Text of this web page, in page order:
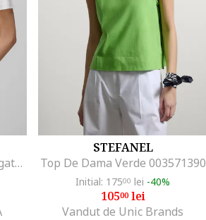
Tricou cu decolteu la baza gatului si aplicatie logo discreta, Alb fildes
STEFANEL
Top De Dama Verde 003571390
Initial: 17500 lei -40%
10500lei
Vandut de Unic Brands